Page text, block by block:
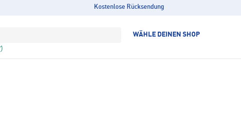
Kostenlose Rücksendung
WÄHLE DEINEN SHOP